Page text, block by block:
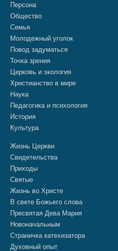
Персона
Общество
Семья
Молодежный уголок
Повод задуматься
Точка зрения
Церковь и экология
Христианство в мире
Наука
Педагогика и психология
История
Культура
Жизнь Церкви
Свидетельства
Приходы
Святые
Жизнь во Христе
В свете Божьего слова
Пресвятая Дева Мария
Новоначальным
Страничка катехизатора
Духовный опыт